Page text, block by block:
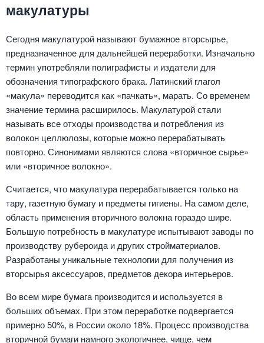
макулатуры
Сегодня макулатурой называют бумажное вторсырье,
предназначенное для дальнейшей переработки. Изначально
термин употребляли полиграфисты и издатели для
обозначения типографского брака. Латинский глагол
«макула» переводится как «пачкать», марать. Со временем
значение термина расширилось. Макулатурой стали
называть все отходы производства и потребления из
волокон целлюлозы, которые можно перерабатывать
повторно. Синонимами являются слова «вторичное сырье»
или «вторичное волокно».
Считается, что макулатура перерабатывается только на
тару, газетную бумагу и предметы гигиены. На самом деле,
область применения вторичного волокна гораздо шире.
Большую потребность в макулатуре испытывают заводы по
производству рубероида и других стройматериалов.
Разработаны уникальные технологии для получения из
вторсырья аксессуаров, предметов декора интерьеров.
Во всем мире бумага производится и используется в
больших объемах. При этом переработке подвергается
примерно 50%, в России около 18%. Процесс производства
вторичной бумаги намного экологичнее, чище, чем